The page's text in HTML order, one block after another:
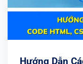
Hướng Dẫn